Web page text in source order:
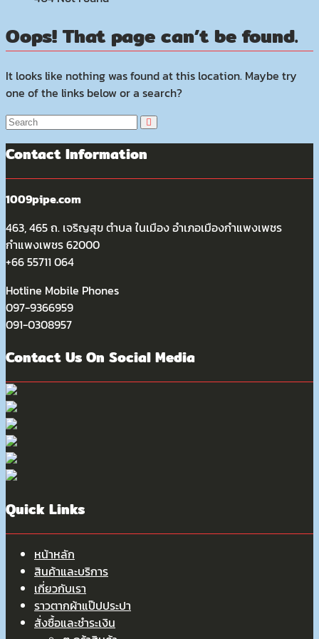
Oops! That page can’t be found.
It looks like nothing was found at this location. Maybe try
one of the links below or a search?
Contact Information
1009pipe.com
463, 465 ถ. เจริญสุข ตำบล ในเมือง อำเภอเมืองกำแพงเพชร
กำแพงเพชร 62000
+66 55711 064
Hotline Mobile Phones
097-9366959
091-0308957
Contact Us On Social Media
Quick Links
หน้าหลัก
สินค้าและบริการ
เกี่ยวกับเรา
ราวตากผ้าแป๊ปประปา
สั่งซื้อและชำระเงิน